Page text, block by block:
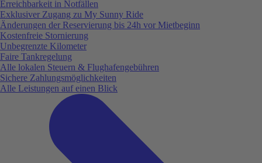
Erreichbarkeit in Notfällen
Exklusiver Zugang zu My Sunny Ride
Änderungen der Reservierung bis 24h vor Mietbeginn
Kostenfreie Stornierung
Unbegrenzte Kilometer
Faire Tankregelung
Alle lokalen Steuern & Flughafengebühren
Sichere Zahlungsmöglichkeiten
Alle Leistungen auf einen Blick